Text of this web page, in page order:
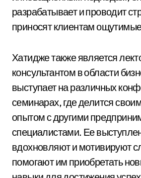
разрабатывает и проводит
приносят клиентам
Хатидже также является
консультантом в области
выступает на различных
семинарах, где делится
опытом с другими
специалистами. Ее
вдохновляют и мотивируют
помогают им приобретать